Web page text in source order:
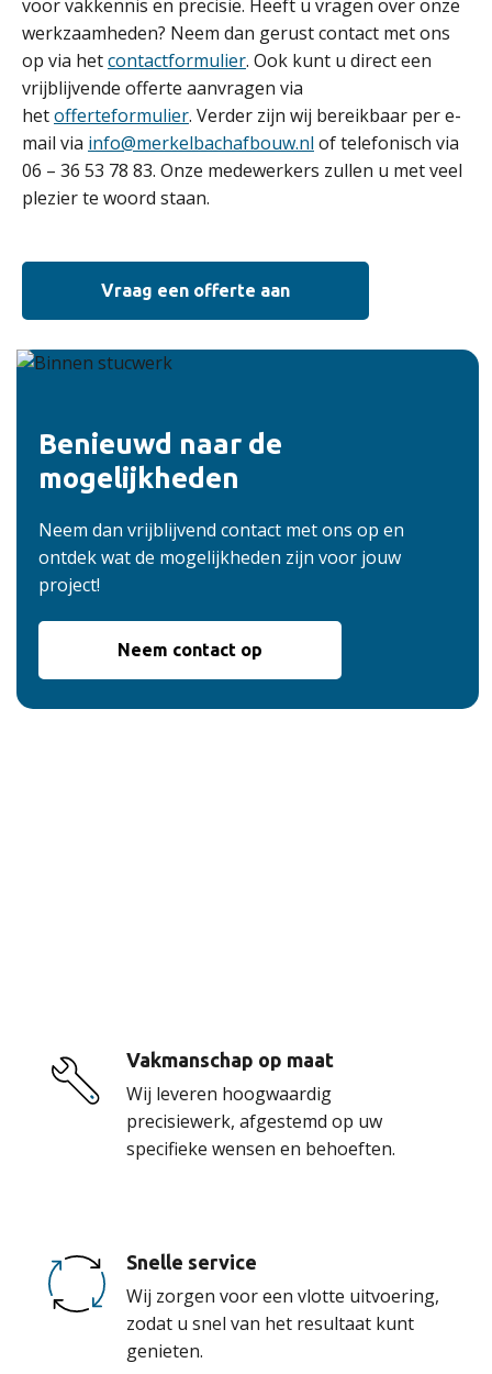
voor vakkennis en precisie. Heeft u vragen over onze
werkzaamheden? Neem dan gerust contact met ons
op via hetcontactformulier. Ook kunt u direct een
vrijblijvende offerte aanvragen via
hetofferteformulier. Verder zijn wij bereikbaar per e-
mail via info@merkelbachafbouw.nl of telefonisch via
06 – 36 53 78 83. Onze medewerkers zullen u met veel
plezier te woord staan.
Vraag een offerte aan
Benieuwd naar de
mogelijkheden
Neem dan vrijblijvend contact met ons op en
ontdek wat de mogelijkheden zijn voor jouw
project!
Neem contact op
Vakmanschap op maat
Wij leveren hoogwaardig
precisiewerk, afgestemd op uw
specifieke wensen en behoeften.
Snelle service
Wij zorgen voor een vlotte uitvoering,
zodat u snel van het resultaat kunt
genieten.